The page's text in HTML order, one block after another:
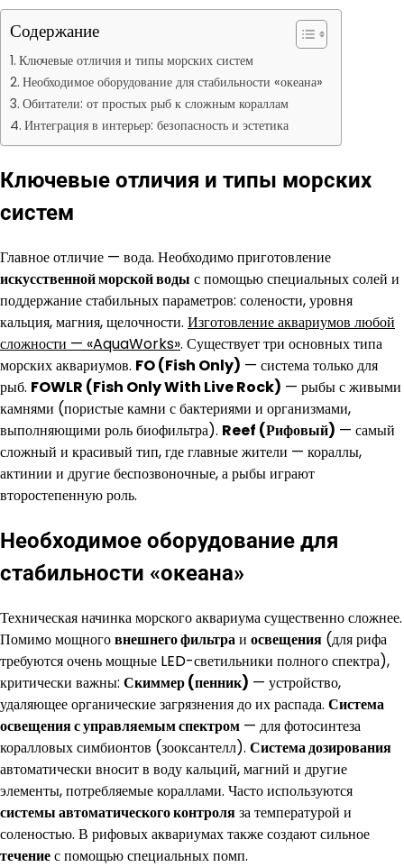
Содержание
Ключевые отличия и типы морских систем
Необходимое оборудование для стабильности «океана»
Обитатели: от простых рыб к сложным кораллам
Интеграция в интерьер: безопасность и эстетика
Ключевые отличия и типы морских
систем
Главное отличие — вода. Необходимо приготовление
искусственной морской воды с помощью специальных солей и
поддержание стабильных параметров: солености, уровня
кальция, магния, щелочности. Изготовление аквариумов любой
сложности — «AquaWorks». Существует три основных типа
морских аквариумов. FO (Fish Only) — система только для
рыб. FOWLR (Fish Only With Live Rock) — рыбы с живыми
камнями (пористые камни с бактериями и организмами,
выполняющими роль биофильтра). Reef (Рифовый) — самый
сложный и красивый тип, где главные жители — кораллы,
актинии и другие беспозвоночные, а рыбы играют
второстепенную роль.
Необходимое оборудование для
стабильности «океана»
Техническая начинка морского аквариума существенно сложнее.
Помимо мощноговнешнего фильтраи освещения (для рифа
требуются очень мощные LED-светильники полного спектра),
критически важны: Скиммер (пенник) — устройство,
удаляющее органические загрязнения до их распада. Система
освещения с управляемым спектром — для фотосинтеза
коралловых симбионтов (зооксантелл). Система дозирования
автоматически вносит в воду кальций, магний и другие
элементы, потребляемые кораллами. Часто используются
системы автоматического контроляза температурой и
соленостью. В рифовых аквариумах также создают сильное
течениес помощью специальных помп.